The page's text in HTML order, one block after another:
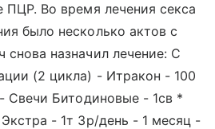
ПЦР. Во время лечения секса
было несколько актов с
снова назначил лечение: С
(2 цикла) - Итракон - 100
Свечи Битодиновые - 1св *
- 1т 3р/день - 1 месяц -